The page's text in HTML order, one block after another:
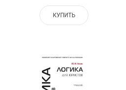
КУПИТЬ